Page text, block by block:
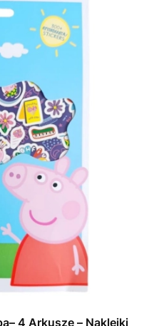
4 Arkusze – Naklejki